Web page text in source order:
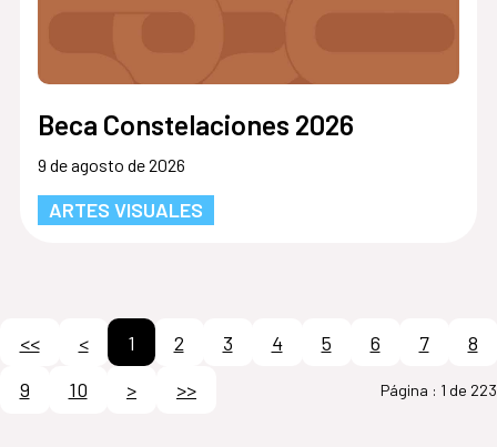
Beca Constelaciones 2026
9 de agosto de 2026
ARTES VISUALES
<< < 1 2 3 4 5 6 7
8
9
10 > >> Página : 1 de 223